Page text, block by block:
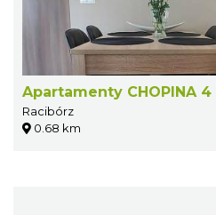
Apartamenty CHOPINA 4
Racibórz
0.68 km